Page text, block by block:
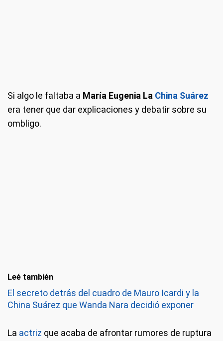
Si algo le faltaba a María Eugenia La China Suárez
era tener que dar explicaciones y debatir sobre su
ombligo.
Leé también
El secreto detrás del cuadro de Mauro Icardi y la
China Suárez que Wanda Nara decidió exponer
La actriz que acaba de afrontar rumores de ruptura